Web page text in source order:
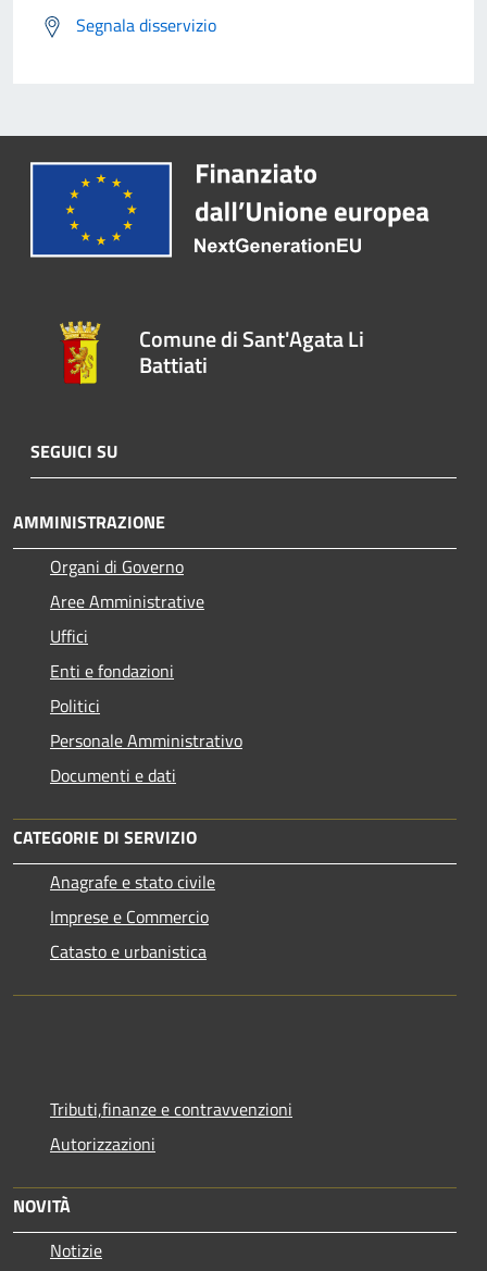
Segnala disservizio
Comune di Sant'Agata Li
Battiati
SEGUICI SU
AMMINISTRAZIONE
Organi di Governo
Aree Amministrative
Uffici
Enti e fondazioni
Politici
Personale Amministrativo
Documenti e dati
CATEGORIE DI SERVIZIO
Anagrafe e stato civile
Imprese e Commercio
Catasto e urbanistica
Tributi,finanze e contravvenzioni
Autorizzazioni
NOVITÀ
Notizie